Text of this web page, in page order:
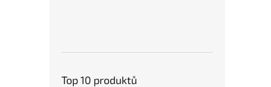
Top 10 produktů